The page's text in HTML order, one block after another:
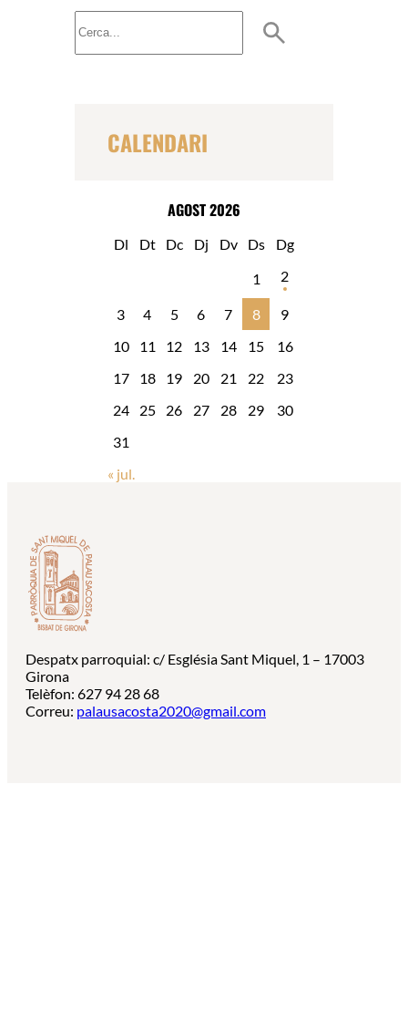
u
s
CALENDARI
AGOST 2026
Dl Dt Dc Dj Dv Ds
Dg
1
2
3 4 5 6 7 8
9
10
11 12 13 14 15
16
17
18 19 20 21 22
23
24
25 26 27 28 29
30
31
« jul.
Despatx parroquial: c/ Església Sant Miquel, 1 – 17003
Girona
Telèfon: 627 94 28 68
Correu: palausacosta2020@gmail.com